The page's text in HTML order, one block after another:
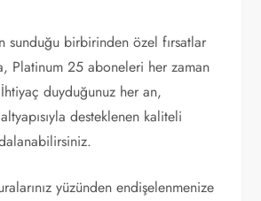
sunduğu birbirinden özel fırsatlar
Platinum 25 aboneleri her zaman
İhtiyaç duyduğunuz her an,
desteklenen kaliteli
yüzünden endişelenmenize